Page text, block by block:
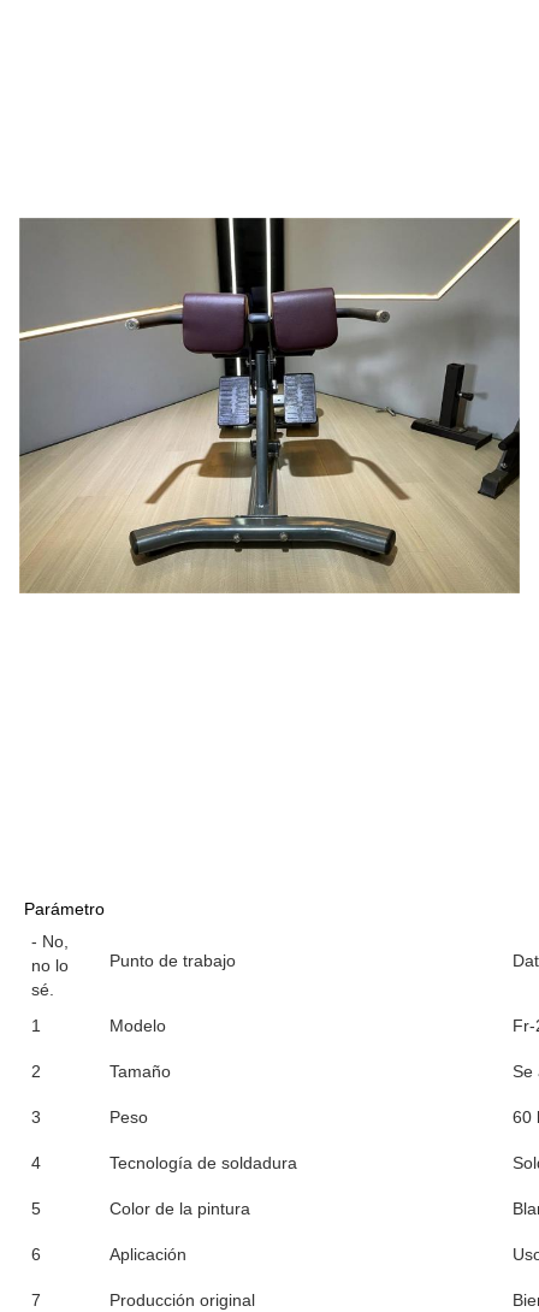
Parámetro
- No,
no lo
sé.
Punto de trabajo
1 Modelo Fr-
2 Tamaño Se
3 Peso 60
4 Tecnología de soldadura
5 Color de la pintura
6 Aplicación
7 Producción original